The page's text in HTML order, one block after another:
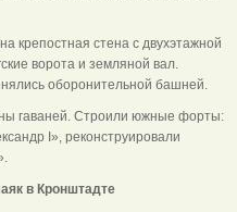
крепостная стена с двухэтажной
ворота и земляной вал.
оборонительной башней.
гаваней. Строили южные форты:
I», реконструировали
в Кронштадте